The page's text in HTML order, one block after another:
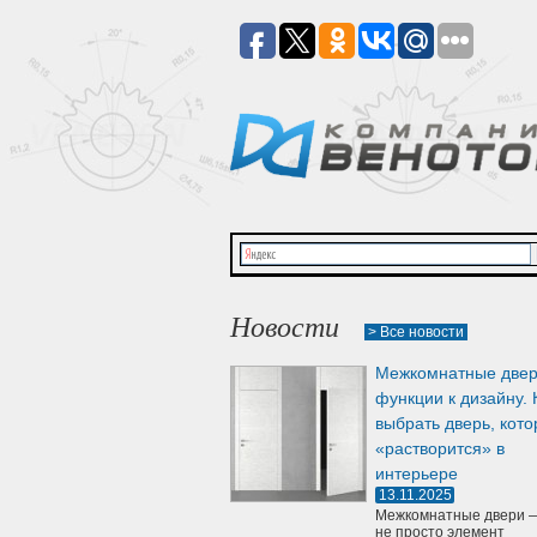
Новости > Все новости
Межкомнатные
функции к дизайну.
выбрать дверь,
«растворится» в
интерьере
13.11.2025
Межкомнатные двери
не просто элемент